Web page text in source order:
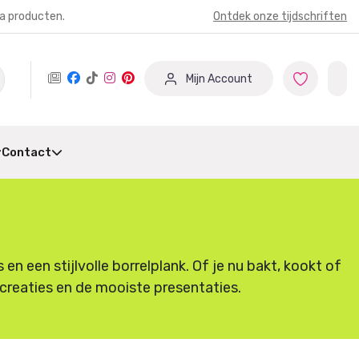
producten. Ontdek onze tijdschriften
Mijn Account
Contact
en een stijlvolle borrelplank. Of je nu bakt, kookt of
en de mooiste presentaties.